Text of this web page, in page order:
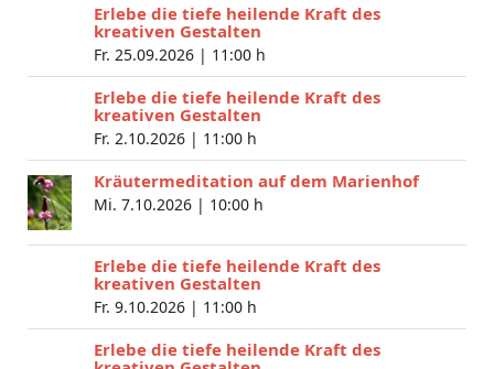
Erlebe die tiefe heilende Kraft des
kreativen Gestalten
Fr. 25.09.2026 | 11:00 h
Erlebe die tiefe heilende Kraft des
kreativen Gestalten
Fr. 2.10.2026 | 11:00 h
Kräutermeditation auf dem Marienhof
Mi. 7.10.2026 | 10:00 h
Erlebe die tiefe heilende Kraft des
kreativen Gestalten
Fr. 9.10.2026 | 11:00 h
Erlebe die tiefe heilende Kraft des